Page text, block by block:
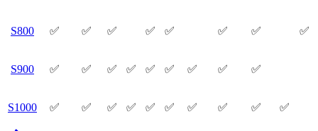
S800 ✅ ✅ ✅ ✅ ✅ ✅ ✅ ✅
S900 ✅ ✅ ✅ ✅ ✅ ✅ ✅ ✅ ✅
S1000 ✅ ✅ ✅ ✅ ✅ ✅ ✅ ✅ ✅ ✅